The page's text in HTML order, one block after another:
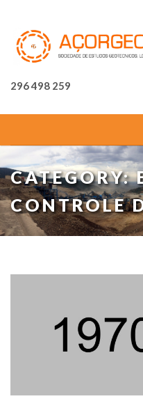
296 498 259
CATEGORY:
CONTROLE